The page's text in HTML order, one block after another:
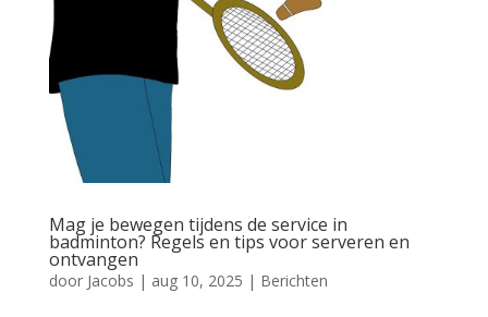
Mag je bewegen tijdens de service in
badminton? Regels en tips voor serveren en
ontvangen
door Jacobs | aug 10, 2025 | Berichten